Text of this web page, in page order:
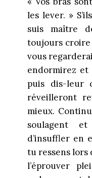
les lever. »
suis maître
toujours croire
vous
endormirez et
puis dis-leur
réveilleront
mieux.
soulagent
d’insuffler en
tu ressens lors
l’éprouver